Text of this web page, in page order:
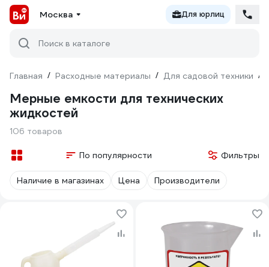
Москва Для юрлиц
Поиск в каталоге
Главная / Расходные материалы / Для садовой техники /
Мерные емкости для технических
жидкостей
106 товаров
По популярности Фильтры
Наличие в магазинах Цена Производители